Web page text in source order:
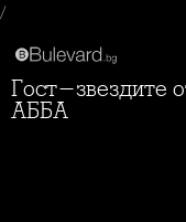
/
Гост-звездите от "Етажна собственост" като
АББА